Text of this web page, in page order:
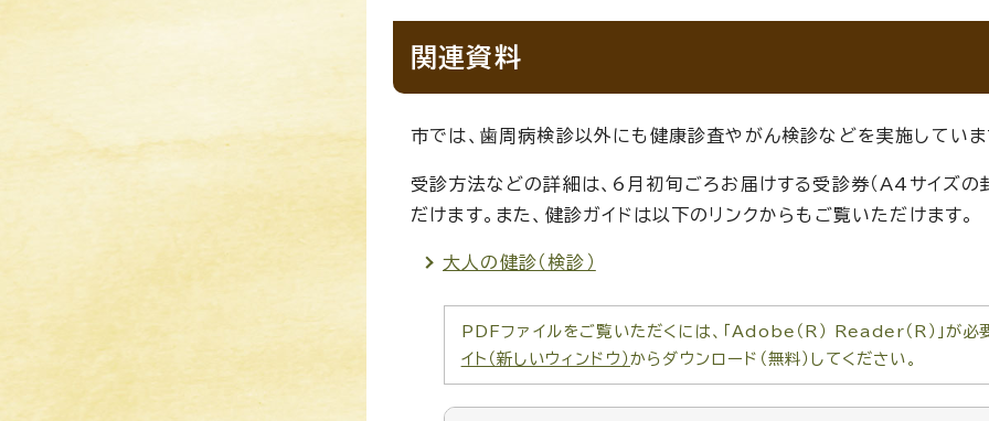
関連資料
市では、歯周病検診以外にも健康診査やがん検診などを実施していま
受診方法などの詳細は、6月初旬ごろお届けする受診券（A4サイズの
だけます。また、健診ガイドは以下のリンクからもご覧いただけます。
大人の健診（検診）
PDFファイルをご覧いただくには、「Adobe（R） Reader（R）」が必
イト（新しいウィンドウ）からダウンロード（無料）してください。